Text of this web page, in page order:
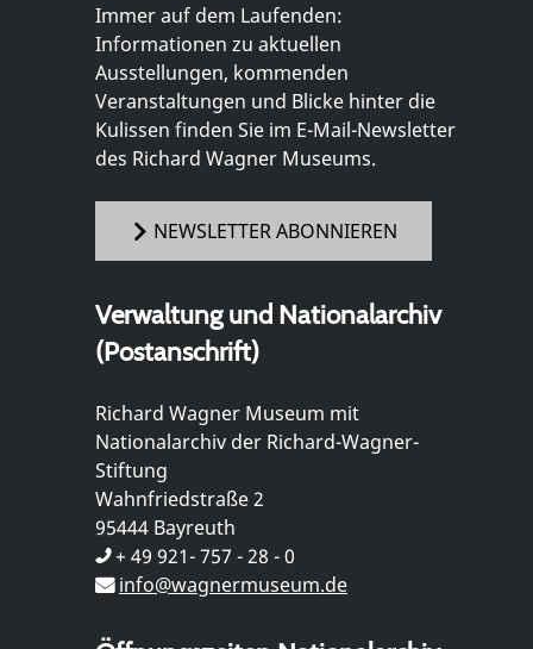
Immer auf dem Laufenden:
Informationen zu aktuellen
Ausstellungen, kommenden
Veranstaltungen und Blicke hinter die
Kulissen finden Sie im E-Mail-Newsletter
des Richard Wagner Museums.
NEWSLETTER ABONNIEREN
Verwaltung und Nationalarchiv
(Postanschrift)
Richard Wagner Museum mit
Nationalarchiv der Richard-Wagner-
Stiftung
Wahnfriedstraße 2
95444 Bayreuth
+ 49 921- 757 - 28 - 0
info@wagnermuseum.de